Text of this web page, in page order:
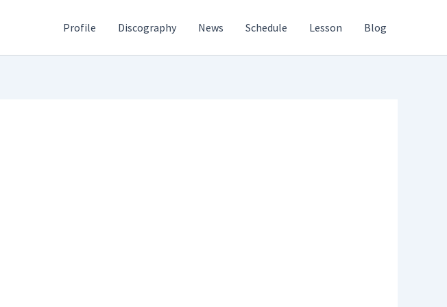
Profile Discography News Schedule Lesson Blog